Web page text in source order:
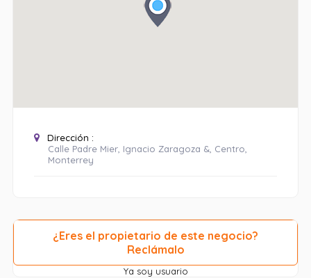
Dirección :
Calle Padre Mier, Ignacio Zaragoza &, Centro,
Monterrey
¿Eres el propietario de este negocio?
Reclámalo
Ya soy usuario